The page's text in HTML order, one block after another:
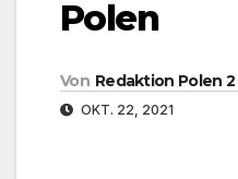
Polen
Von Redaktion Polen 2
OKT. 22, 2021